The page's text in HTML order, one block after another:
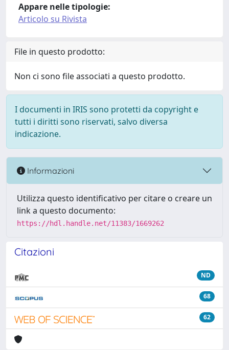
Appare nelle tipologie:
Articolo su Rivista
File in questo prodotto:
Non ci sono file associati a questo prodotto.
I documenti in IRIS sono protetti da copyright e
tutti i diritti sono riservati, salvo diversa
indicazione.
Informazioni
Utilizza questo identificativo per citare o creare un
link a questo documento:
https://hdl.handle.net/11383/1669262
Citazioni
ND
68
62